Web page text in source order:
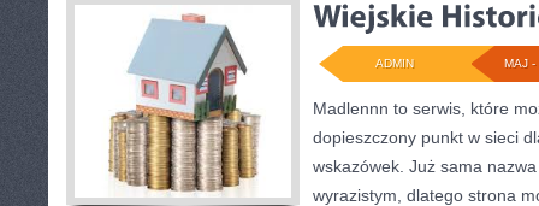
MAJ -
ADMIN
Madlennn to serwis, które
dopieszczony punkt w sieci
wskazówek. Już sama
wyrazistym, dlatego strona